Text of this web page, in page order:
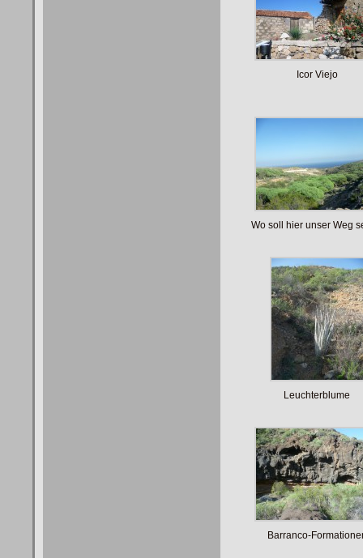
Icor Viejo
Wo soll hier unser Weg
Leuchterblume
Barranco-